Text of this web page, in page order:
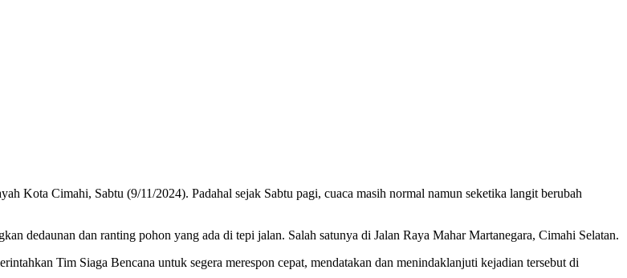
Kota Cimahi, Sabtu (9/11/2024). Padahal sejak Sabtu pagi, cuaca masih normal namun seketika langit berubah
dedaunan dan ranting pohon yang ada di tepi jalan. Salah satunya di Jalan Raya Mahar Martanegara, Cimahi Selatan.
Tim Siaga Bencana untuk segera merespon cepat, mendatakan dan menindaklanjuti kejadian tersebut di